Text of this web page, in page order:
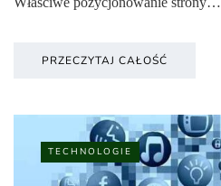
PRZECZYTAJ CAŁOŚĆ
TECHNOLOGIE